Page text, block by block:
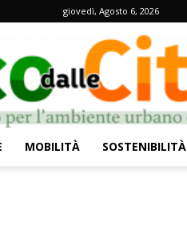
giovedì, Agosto 6, 2026
MOBILITÀ SOSTENIBILITÀ